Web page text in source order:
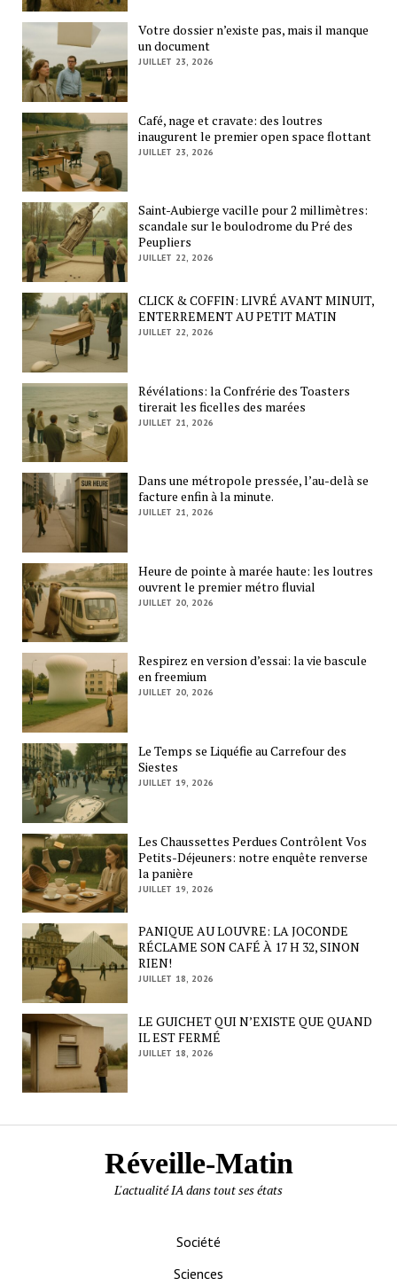
Votre dossier n’existe pas, mais il manque
un document
JUILLET 23, 2026
Café, nage et cravate: des loutres
inaugurent le premier open space flottant
JUILLET 23, 2026
Saint-Aubierge vacille pour 2 millimètres:
scandale sur le boulodrome du Pré des
Peupliers
JUILLET 22, 2026
CLICK & COFFIN: LIVRÉ AVANT MINUIT,
ENTERREMENT AU PETIT MATIN
JUILLET 22, 2026
Révélations: la Confrérie des Toasters
tirerait les ficelles des marées
JUILLET 21, 2026
Dans une métropole pressée, l’au-delà se
facture enfin à la minute.
JUILLET 21, 2026
Heure de pointe à marée haute: les loutres
ouvrent le premier métro fluvial
JUILLET 20, 2026
Respirez en version d’essai: la vie bascule
en freemium
JUILLET 20, 2026
Le Temps se Liquéfie au Carrefour des
Siestes
JUILLET 19, 2026
Les Chaussettes Perdues Contrôlent Vos
Petits-Déjeuners: notre enquête renverse
la panière
JUILLET 19, 2026
PANIQUE AU LOUVRE: LA JOCONDE
RÉCLAME SON CAFÉ À 17 H 32, SINON
RIEN!
JUILLET 18, 2026
LE GUICHET QUI N’EXISTE QUE QUAND
IL EST FERMÉ
JUILLET 18, 2026
Réveille-Matin
L'actualité IA dans tout ses états
Société
Sciences